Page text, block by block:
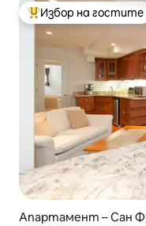
Най-популярен
Избор на гостите
Апартамент – Сан